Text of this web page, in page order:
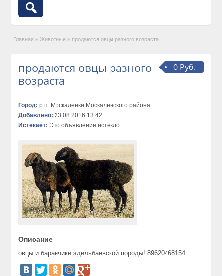
Главная » Животные » продаются овцы разного возраста
0 Руб.
продаются овцы разного
возраста
Город: р.п. Москаленки Москаленского района
Добавлено: 23.08.2016 13:42
Истекает: Это объявление истекло
Описание
овцы и баранчики эдельбаевской породы! 89620468154